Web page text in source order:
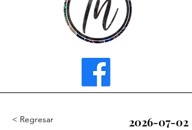
< Regresar 2026-07-02